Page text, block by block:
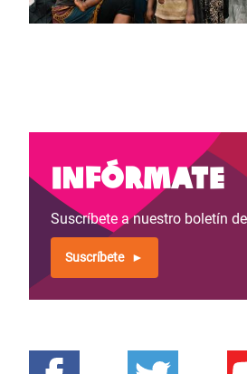
Infórmate
Suscríbete a nuestro boletín
Suscríbete